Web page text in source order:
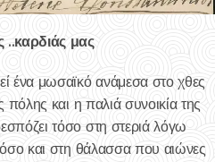
μας
ένα μωσαϊκό ανάμεσα στο χθες
και η παλιά συνοικία της
τόσο στη στεριά λόγω
και στη θάλασσα που αιώνες